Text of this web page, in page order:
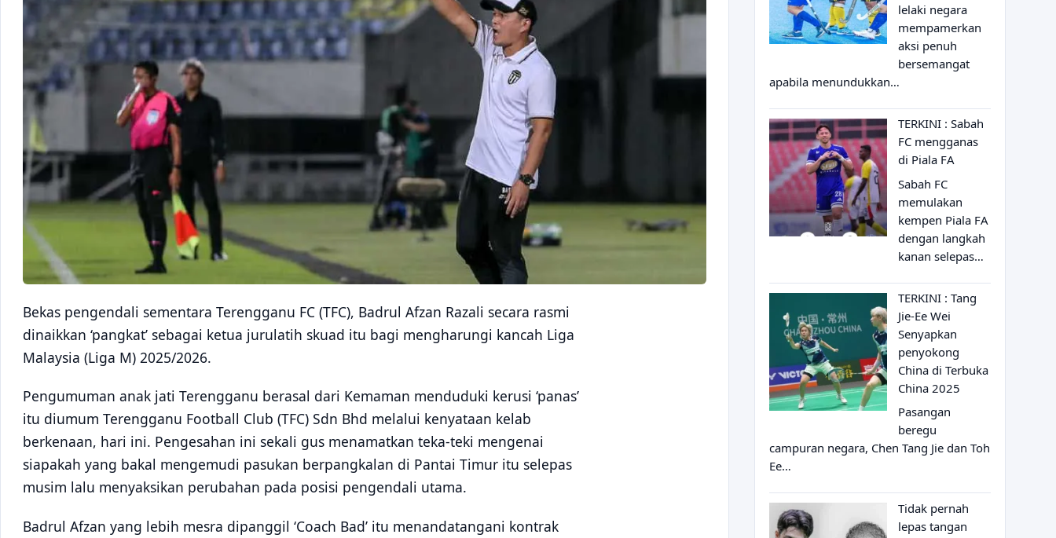
Bekas pengendali sementara Terengganu FC (TFC), Badrul Afzan Razali secara rasmi
dinaikkan ‘pangkat’ sebagai ketua jurulatih skuad itu bagi mengharungi kancah Liga
Malaysia (Liga M) 2025/2026.
Pengumuman anak jati Terengganu berasal dari Kemaman menduduki kerusi ‘panas’
itu diumum Terengganu Football Club (TFC) Sdn Bhd melalui kenyataan kelab
berkenaan, hari ini. Pengesahan ini sekali gus menamatkan teka-teki mengenai
siapakah yang bakal mengemudi pasukan berpangkalan di Pantai Timur itu selepas
musim lalu menyaksikan perubahan pada posisi pengendali utama.
Badrul Afzan yang lebih mesra dipanggil ‘Coach Bad’ itu menandatangani kontrak
lelaki negara
mempamerkan
aksi penuh
bersemangat
apabila menundukkan…
TERKINI : Sabah
FC mengganas
di Piala FA
Sabah FC
memulakan
kempen Piala FA
dengan langkah
kanan selepas…
TERKINI : Tang
Jie-Ee Wei
Senyapkan
penyokong
China di Terbuka
China 2025
Pasangan
beregu
campuran negara, Chen Tang Jie dan Toh
Ee…
Tidak pernah
lepas tangan